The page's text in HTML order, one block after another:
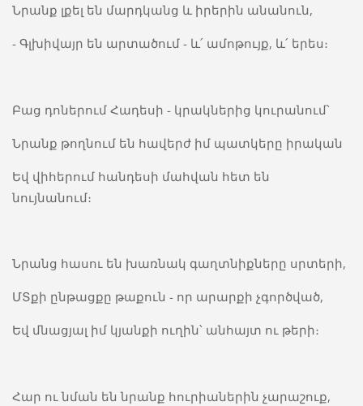
Նրանք լքել են մարդկանց և իրերին անանուն,
- Գլխիվայր են արտածում - և՛ ամոթույք, և՛ երես։
Բաց դոներում Հադեսի - կրակներից կուրանում՝
Նրանք թողնում են հավերժ իմ պատկերը իրական
Եվ վիհերում հանդեսի մահվան հետ են
նույնանում։
Նրանց հասու են խառնակ գաղտնիքները սրտերի,
ՄՏքի ընթացքը թաքուն - որ արարքի չգործված,
Եվ մնացյալ իմ կյանքի ուղին՝ անհայտ ու թերի։
Հար ու նման են նրանք հուրիաներին չարաշուք,